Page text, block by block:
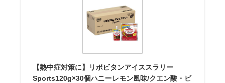
【熱中症対策に】リポビタンアイススラリー
Sports120g×30個ハニーレモン風味/クエン酸・ビ